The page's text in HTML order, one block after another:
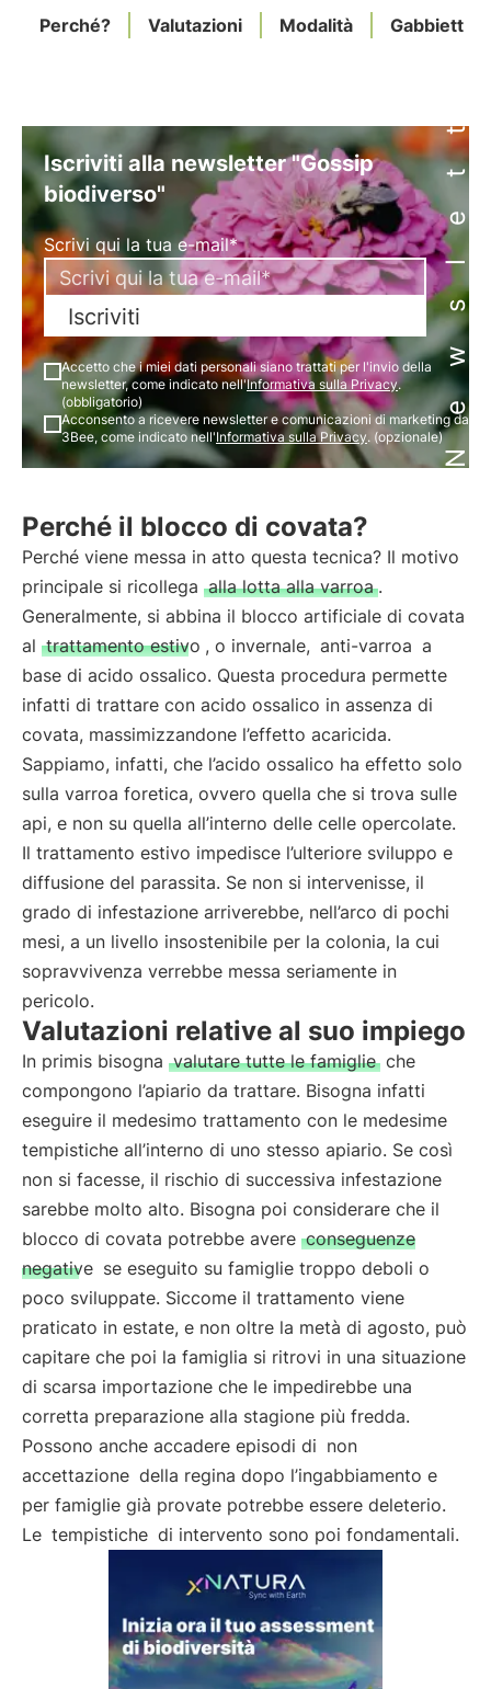
Perché? Valutazioni Modalità Gabbietta
Newsletter
Iscriviti alla newsletter "Gossip
biodiverso"
Scrivi qui la tua e-mail*
Iscriviti
Accetto che i miei dati personali siano trattati per l'invio della
newsletter, come indicato nell'Informativa sulla Privacy.
(obbligatorio)
Acconsento a ricevere newsletter e comunicazioni di marketing da
3Bee, come indicato nell'Informativa sulla Privacy. (opzionale)
Perché il blocco di covata?
Perché viene messa in atto questa tecnica? Il motivo
principale si ricollega alla lotta alla varroa .
Generalmente, si abbina il blocco artificiale di covata
al trattamento estivo , o invernale, anti-varroa a
base di acido ossalico. Questa procedura permette
infatti di trattare con acido ossalico in assenza di
covata, massimizzandone l’effetto acaricida.
Sappiamo, infatti, che l’acido ossalico ha effetto solo
sulla varroa foretica, ovvero quella che si trova sulle
api, e non su quella all’interno delle celle opercolate.
Il trattamento estivo impedisce l’ulteriore sviluppo e
diffusione del parassita. Se non si intervenisse, il
grado di infestazione arriverebbe, nell’arco di pochi
mesi, a un livello insostenibile per la colonia, la cui
sopravvivenza verrebbe messa seriamente in
pericolo.
Valutazioni relative al suo impiego
In primis bisogna valutare tutte le famiglie che
compongono l’apiario da trattare. Bisogna infatti
eseguire il medesimo trattamento con le medesime
tempistiche all’interno di uno stesso apiario. Se così
non si facesse, il rischio di successiva infestazione
sarebbe molto alto. Bisogna poi considerare che il
blocco di covata potrebbe avere conseguenze
negative se eseguito su famiglie troppo deboli o
poco sviluppate. Siccome il trattamento viene
praticato in estate, e non oltre la metà di agosto, può
capitare che poi la famiglia si ritrovi in una situazione
di scarsa importazione che le impedirebbe una
corretta preparazione alla stagione più fredda.
Possono anche accadere episodi di non
accettazione della regina dopo l’ingabbiamento e
per famiglie già provate potrebbe essere deleterio.
Le tempistiche di intervento sono poi fondamentali.